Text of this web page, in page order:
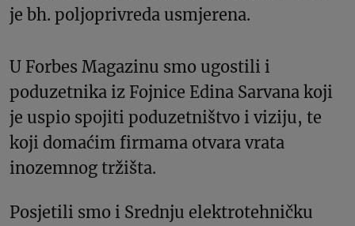
je bh. poljoprivreda usmjerena.
U Forbes Magazinu smo ugostili i
poduzetnika iz Fojnice Edina Sarvana koji
je uspio spojiti poduzetništvo i viziju, te
koji domaćim firmama otvara vrata
inozemnog tržišta.
Posjetili smo i Srednju elektrotehničku